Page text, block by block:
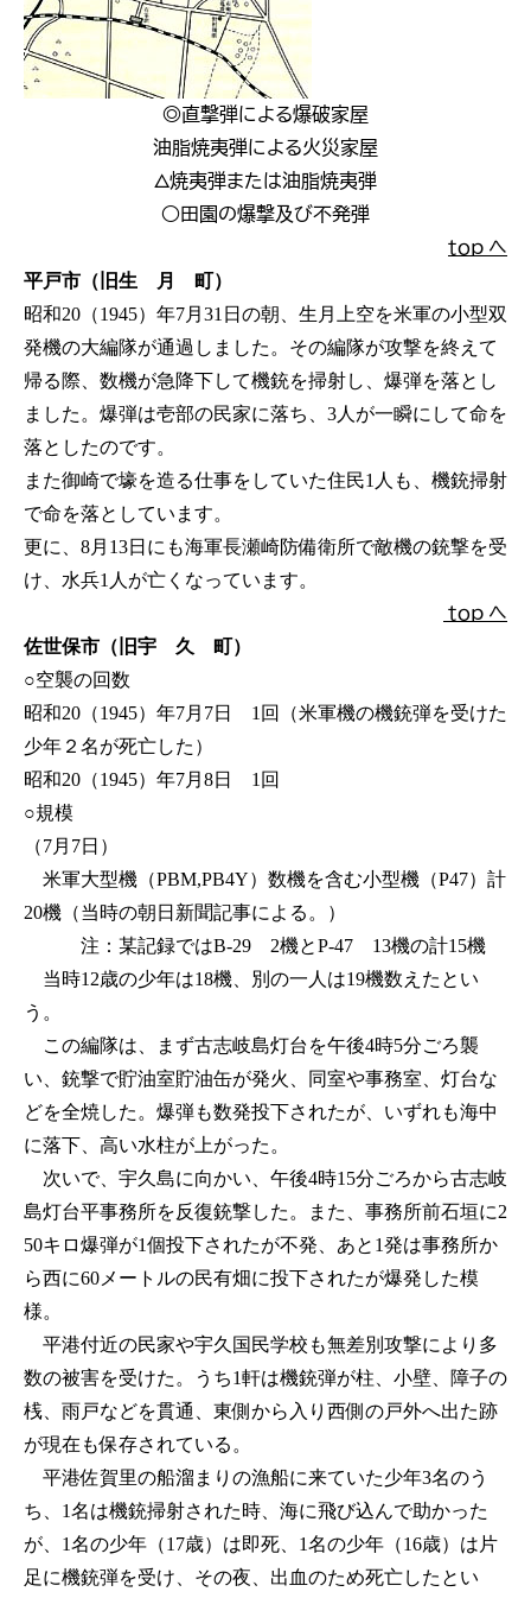
◎直撃弾による爆破家屋
油脂焼夷弾による火災家屋
△焼夷弾または油脂焼夷弾
○田園の爆撃及び不発弾
ｔｏｐ へ
平戸市（旧生 月 町）
昭和20（1945）年7月31日の朝、生月上空を米軍の小型双
発機の大編隊が通過しました。その編隊が攻撃を終えて
帰る際、数機が急降下して機銃を掃射し、爆弾を落とし
ました。爆弾は壱部の民家に落ち、3人が一瞬にして命を
落としたのです。
また御崎で壕を造る仕事をしていた住民1人も、機銃掃射
で命を落としています。
更に、8月13日にも海軍長瀬崎防備衛所で敵機の銃撃を受
け、水兵1人が亡くなっています。
ｔｏｐ へ
佐世保市（旧宇 久 町）
○空襲の回数
昭和20（1945）年7月7日 1回（米軍機の機銃弾を受けた
少年２名が死亡した）
昭和20（1945）年7月8日 1回
○規模
（7月7日）
米軍大型機（PBM,PB4Y）数機を含む小型機（P47）計
20機（当時の朝日新聞記事による。）
注：某記録ではB-29 2機とP-47 13機の計15機
当時12歳の少年は18機、別の一人は19機数えたとい
う。
この編隊は、まず古志岐島灯台を午後4時5分ごろ襲
い、銃撃で貯油室貯油缶が発火、同室や事務室、灯台な
どを全焼した。爆弾も数発投下されたが、いずれも海中
に落下、高い水柱が上がった。
次いで、宇久島に向かい、午後4時15分ごろから古志岐
島灯台平事務所を反復銃撃した。また、事務所前石垣に2
50キロ爆弾が1個投下されたが不発、あと1発は事務所か
ら西に60メートルの民有畑に投下されたが爆発した模
様。
平港付近の民家や宇久国民学校も無差別攻撃により多
数の被害を受けた。うち1軒は機銃弾が柱、小壁、障子の
桟、雨戸などを貫通、東側から入り西側の戸外へ出た跡
が現在も保存されている。
平港佐賀里の船溜まりの漁船に来ていた少年3名のう
ち、1名は機銃掃射された時、海に飛び込んで助かった
が、1名の少年（17歳）は即死、1名の少年（16歳）は片
足に機銃弾を受け、その夜、出血のため死亡したとい